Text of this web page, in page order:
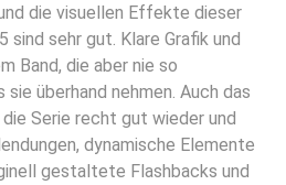
die visuellen Effekte dieser
sind sehr gut. Klare Grafik und
Band, die aber nie so
überhand nehmen. Auch das
Serie recht gut wieder und
dynamische Elemente
gestaltete Flashbacks und